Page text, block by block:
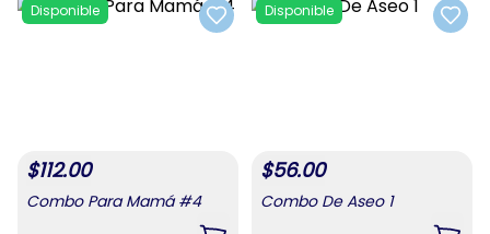
Add to favorites
Disponible
$112.00
Combo Para Mamá #4
Add
Disponible
$56.00
Combo De Aseo 1